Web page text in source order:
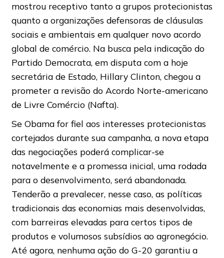
mostrou receptivo tanto a grupos protecionistas
quanto a organizações defensoras de cláusulas
sociais e ambientais em qualquer novo acordo
global de comércio. Na busca pela indicação do
Partido Democrata, em disputa com a hoje
secretária de Estado, Hillary Clinton, chegou a
prometer a revisão do Acordo Norte-americano
de Livre Comércio (Nafta).
Se Obama for fiel aos interesses protecionistas
cortejados durante sua campanha, a nova etapa
das negociações poderá complicar-se
notavelmente e a promessa inicial, uma rodada
para o desenvolvimento, será abandonada.
Tenderão a prevalecer, nesse caso, as políticas
tradicionais das economias mais desenvolvidas,
com barreiras elevadas para certos tipos de
produtos e volumosos subsídios ao agronegócio.
Até agora, nenhuma ação do G-20 garantiu a